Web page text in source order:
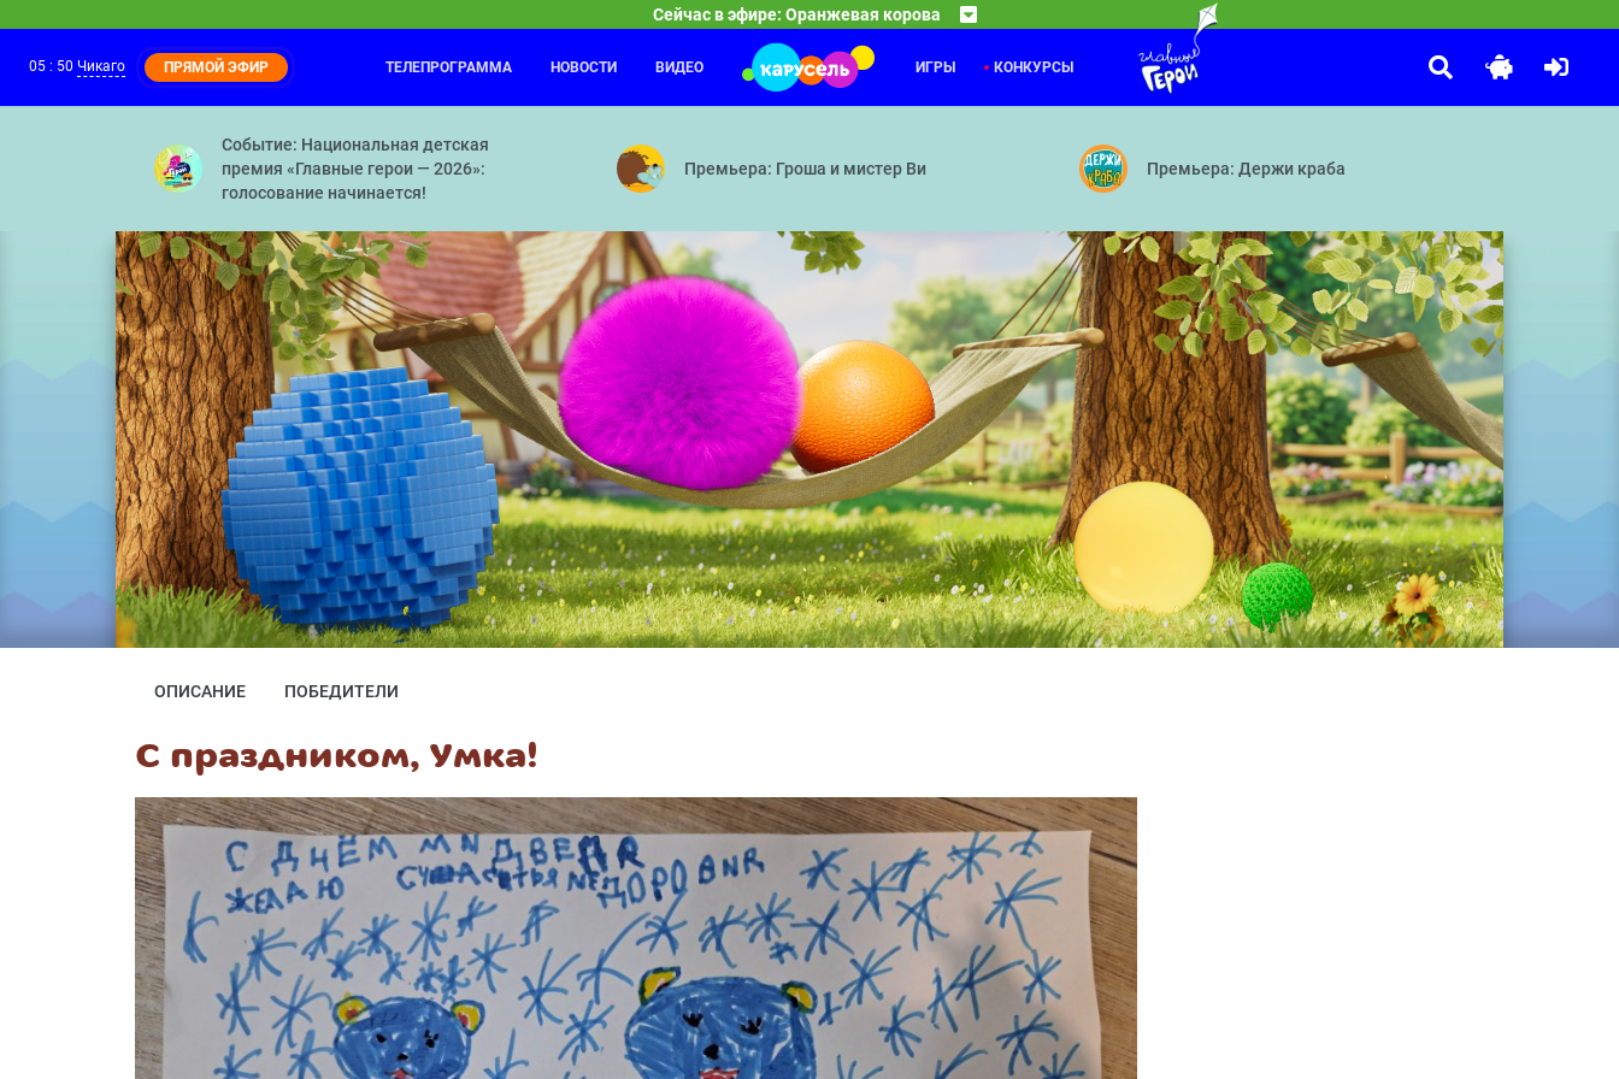
Сейчас в эфире: Оранжевая корова
05:05
Оранжевая корова
Прыжок — Поляна чудес — С полуслова — По справедливости — Сладкая ярмарка — Шутка — Писк моды — Поймай и повтори — Колесо обозрения
Фиксики
Цыплёнок — Радионяня — Узлы — Лифт — Чертёж — Датчик — Присоска — Фиксифон — Аэрозоль — Кино
Команда Флоры
Танцуют все! — Чужой огород — Вот это номер! — Не надо
05 : 50 Чикаго ПРЯМОЙ ЭФИР ТЕЛЕПРОГРАММА НОВОСТИ ВИДЕО ИГРЫ КОНКУРСЫ
Событие: Национальная детская
премия «Главные герои — 2026»:
голосование начинается!
Премьера: Гроша и мистер Ви Премьера: Держи краба
ОПИСАНИЕ ПОБЕДИТЕЛИ
С праздником, Умка!